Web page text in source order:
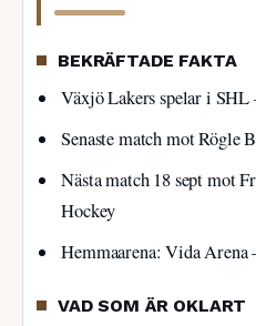
BEKRÄFTADE FAKTA
Växjö Lakers spelar i
Senaste match mot Rögle
Nästa match 18 sept mot
Hockey
Hemmaarena: Vida Arena
VAD SOM ÄR OKLART